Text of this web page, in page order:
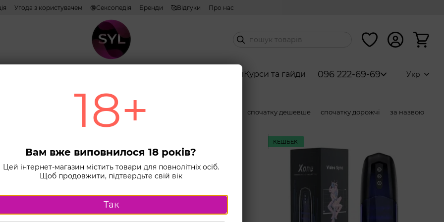
Угода з користувачем 🔞Сексопедія Бренди 🥰Відгуки Про нас
Combo набориКурси та гайди 096 222-69-69 Укр
З вібрацією та Hi-Tech
Сортування: спочатку дешевше спочатку дорожчі за назвою
КЕШБЕК
18+
Вам вже виповнилося 18 років?
Цей інтернет-магазин містить товари для повнолітніх осіб.
Щоб продовжити, підтвердьте свій вік
Так